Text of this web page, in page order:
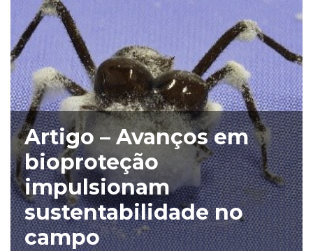
Artigo – Avanços em
bioproteção
impulsionam
sustentabilidade no
campo